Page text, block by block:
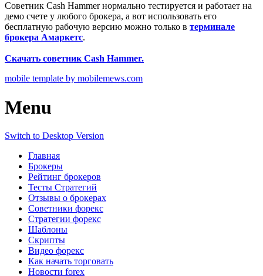
Советник Cash Hammer нормально тестируется и работает на
демо счете у любого брокера, а вот использовать его
бесплатную рабочую версию можно только в терминале
брокера Амаркетс.
Скачать советник Cash Hammer.
mobile template by mobilemews.com
Menu
Switch to Desktop Version
Главная
Брокеры
Рейтинг брокеров
Тесты Стратегий
Отзывы о брокерах
Советники форекс
Стратегии форекс
Шаблоны
Скрипты
Видео форекс
Как начать торговать
Новости forex